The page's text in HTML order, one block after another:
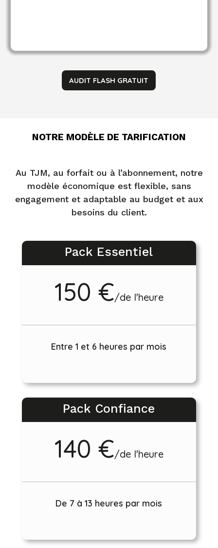
AUDIT FLASH GRATUIT
NOTRE MODÈLE DE TARIFICATION
Au TJM, au forfait ou à l’abonnement, notre
modèle économique est flexible, sans
engagement et adaptable au budget et aux
besoins du client.
Pack Essentiel
150 €/de l'heure
Entre 1 et 6 heures par mois
Pack Confiance
140 €/de l'heure
De 7 à 13 heures par mois